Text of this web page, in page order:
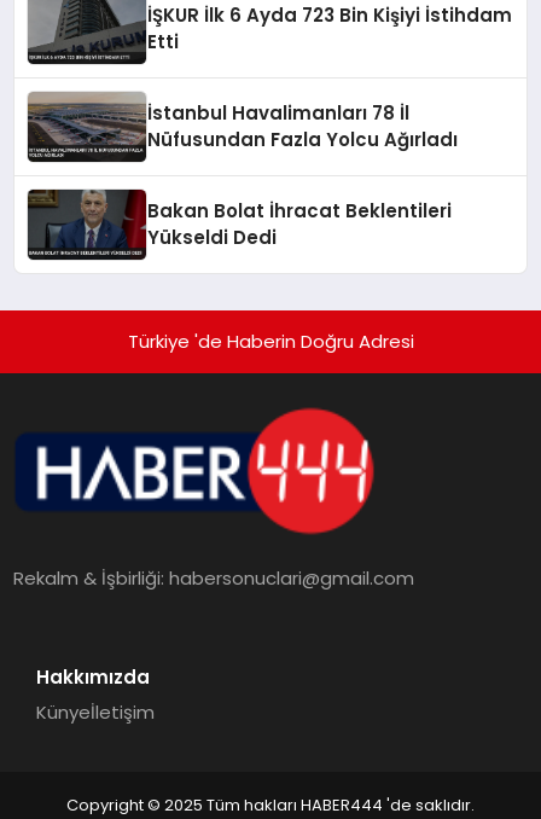
İŞKUR İlk 6 Ayda 723 Bin Kişiyi İstihdam
Etti
İstanbul Havalimanları 78 İl
Nüfusundan Fazla Yolcu Ağırladı
Bakan Bolat İhracat Beklentileri
Yükseldi Dedi
Türkiye 'de Haberin Doğru Adresi
Rekalm & İşbirliği:habersonuclari@gmail.com
Hakkımızda
Künyeİletişim
Copyright © 2025 Tüm hakları HABER444 'de saklıdır.